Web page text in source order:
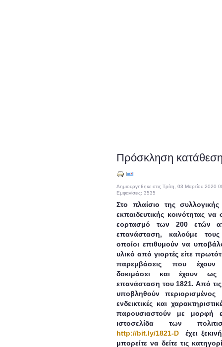
Πρόσκληση
Δημιουργηθηκε στις Τρίτη, 03 Μαρτίου 2020
Εμφανίσεις: 3535
Στο πλαίσιο της
εκπαιδευτικής κοινότητας
εορτασμό των 200 ετών
επανάσταση, καλούμε
οποίοι επιθυμούν να
υλικό από γιορτές είτε
παρεμβάσεις που έχουν
δοκιμάσει και έχουν
επανάσταση του 1821. Από
υποβληθούν
ενδεικτικές και
παρουσιαστούν με μορφή
ιστοσελίδα των
http://bit.ly/1821-D έχει
μπορείτε να δείτε τις